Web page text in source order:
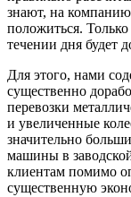
знают, на
положиться. Только
течении дня будет
Для этого, нами
существенно
перевозки
и увеличенные
значительно
машины в
клиентам помимо
существенную